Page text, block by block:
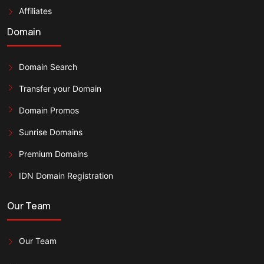
Affiliates
Domain
Domain Search
Transfer your Domain
Domain Promos
Sunrise Domains
Premium Domains
IDN Domain Registration
Our Team
Our Team